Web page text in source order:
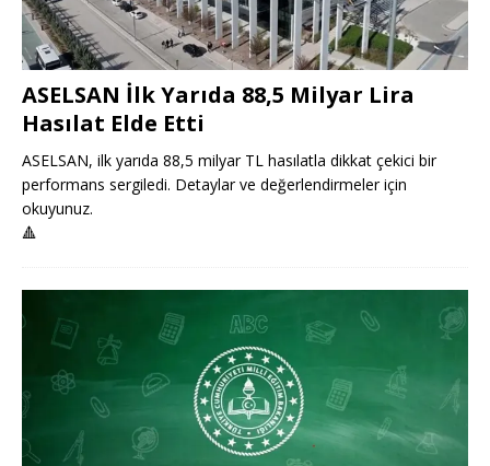
ASELSAN İlk Yarıda 88,5 Milyar Lira
Hasılat Elde Etti
ASELSAN, ilk yarıda 88,5 milyar TL hasılatla dikkat çekici bir
performans sergiledi. Detaylar ve değerlendirmeler için
okuyunuz.
🔺